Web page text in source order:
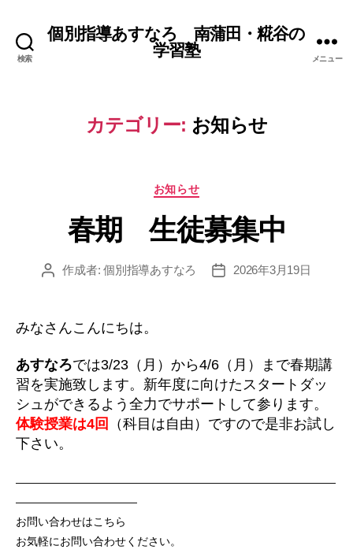
検索
個別指導あすなろ 南蒲田・糀谷の
学習塾
メニュー
カテゴリー: お知らせ
カ
ゴ
リ
お知らせ
春期 生徒募集中
投
作成者:個別指導あすなろ
投
2026年3月19日
みなさんこんにちは。
あすなろでは3/23（月）から4/6（月）まで春期講
習を実施致します。新年度に向けたスタートダッ
シュができるよう全力でサポートして参ります。
体験授業は4回
（科目は自由）ですので是非お試し
下さい。
—————————————————————————————
———————————
お問い合わせはこちら
お気軽にお問い合わせください。